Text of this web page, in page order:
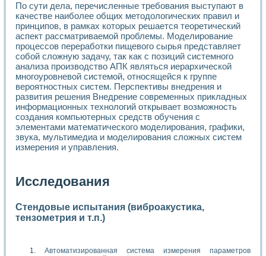
По сути дела, перечисленные требования выступают в
качестве наиболее общих методологических правил и
принципов, в рамках которых решается теоретический
аспект рассматриваемой проблемы. Моделирование
процессов переработки пищевого сырья представляет
собой сложную задачу, так как с позиций системного
анализа производство АПК являться иерархической
многоуровневой системой, относящейся к группе
вероятностных систем. Перспективы внедрения и
развития решения Внедрение современных прикладных
информационных технологий открывает возможность
создания компьютерных средств обучения с
элементами математического моделирования, графики,
звука, мультимедиа и моделирования сложных систем
измерения и управления.
Исследования
Стендовые испытания (виброакустика,
тензометрия и т.п.)
Автоматизированная система измерения параметров